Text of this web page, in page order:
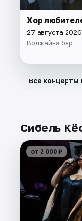
Хор
27 августа
Волжайна бар
Все концерты
Сибель
от 2 000 ₽